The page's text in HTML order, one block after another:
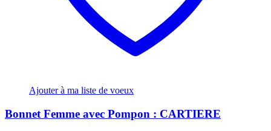
Ajouter à ma liste de voeux
Bonnet Femme avec Pompon : CARTIERE